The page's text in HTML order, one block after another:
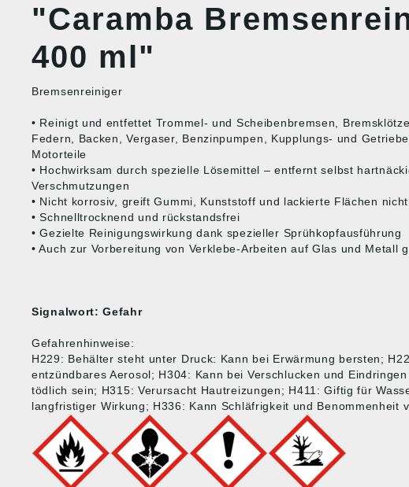
"Caramba
400 ml"
Bremsenreiniger
• Reinigt und entfettet Trommel- und Scheibenbremsen,
Federn, Backen, Vergaser, Benzinpumpen, Kupplungs- und
Motorteile
• Hochwirksam durch spezielle Lösemittel – entfernt selbst
Verschmutzungen
• Nicht korrosiv, greift Gummi, Kunststoff und lackierte Flächen nicht
• Schnelltrocknend und rückstandsfrei
• Gezielte Reinigungswirkung dank spezieller Sprühkopfausführung
• Auch zur Vorbereitung von Verklebe-Arbeiten auf Glas und Metall
Signalwort: Gefahr
Gefahrenhinweise:
H229: Behälter steht unter Druck: Kann bei Erwärmung bersten;
entzündbares Aerosol; H304: Kann bei Verschlucken und
tödlich sein; H315: Verursacht Hautreizungen; H411: Giftig für
langfristiger Wirkung; H336: Kann Schläfrigkeit und Benommenheit